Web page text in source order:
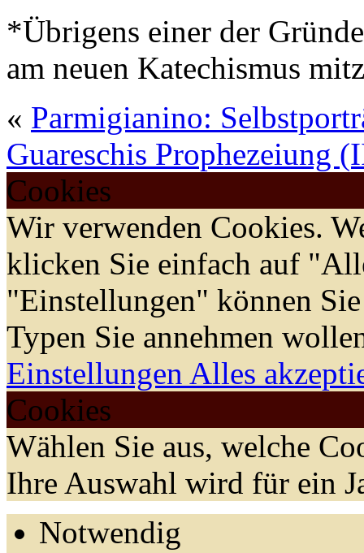
*Übrigens einer der
am neuen Katechismus
« Parmigianino:
Guareschis Prophezeiung
Cookies
Wir verwenden Cookies.
klicken Sie einfach auf
"Einstellungen" können
Typen Sie annehmen
Einstellungen Alles
Cookies
Wählen Sie aus, welche
Ihre Auswahl wird für ein
Notwendig